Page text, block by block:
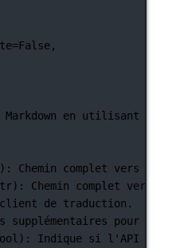
=False,
en utilisant les
Chemin complet vers le
Chemin complet
de traduction.
supplémentaires pour la
Indique si l'API